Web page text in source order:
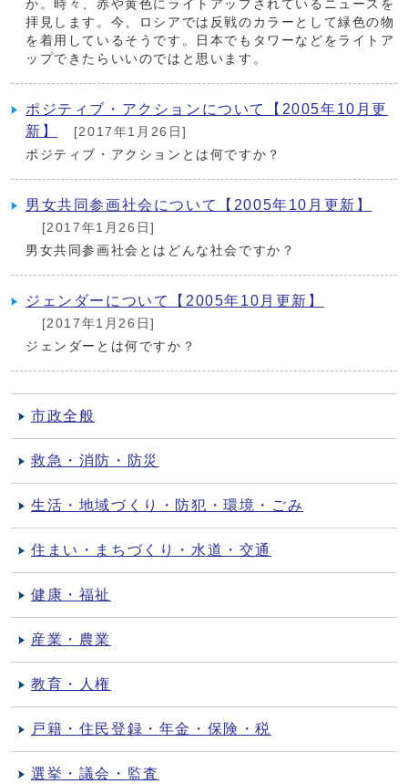
か。時々、赤や黄色にライトアップされているニュースを
拝見します。今、ロシアでは反戦のカラーとして緑色の物
を着用しているそうです。日本でもタワーなどをライトア
ップできたらいいのではと思います。
ポジティブ・アクションについて【2005年10月更
新】
[2017年1月26日]
ポジティブ・アクションとは何ですか？
男女共同参画社会について【2005年10月更新】
[2017年1月26日]
男女共同参画社会とはどんな社会ですか？
ジェンダーについて【2005年10月更新】
[2017年1月26日]
ジェンダーとは何ですか？
市政全般
救急・消防・防災
生活・地域づくり・防犯・環境・ごみ
住まい・まちづくり・水道・交通
健康・福祉
産業・農業
教育・人権
戸籍・住民登録・年金・保険・税
選挙・議会・監査